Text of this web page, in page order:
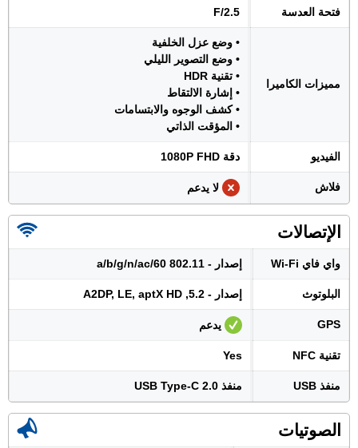
فتحة العدسة F/2.5
مميزات الكاميرا
• وضع عزل الخلفية
• وضع التصوير الليلي
• تقنية HDR
• إشارة الالتقاط
• كشف الوجوه والابتسامات
• المؤقت الذاتي
الفيديو دقة 1080P FHD
فلاش لا يدعم
الإتصالات
واي فاي Wi-Fi إصدار - 802.11 a/b/g/n/ac/60
البلوتوث إصدار - 5.2, A2DP, LE, aptX HD
GPS يدعم
تقنية NFC Yes
منفذ USB منفذ USB Type-C 2.0
الصوتيات